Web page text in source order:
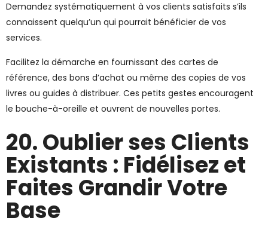
Demandez systématiquement à vos clients satisfaits s’ils
connaissent quelqu’un qui pourrait bénéficier de vos
services.
Facilitez la démarche en fournissant des cartes de
référence, des bons d’achat ou même des copies de vos
livres ou guides à distribuer. Ces petits gestes encouragent
le bouche-à-oreille et ouvrent de nouvelles portes.
20. Oublier ses Clients
Existants : Fidélisez et
Faites Grandir Votre
Base